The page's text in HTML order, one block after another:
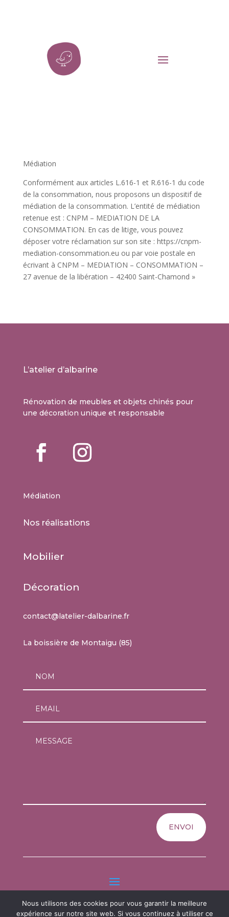
Médiation
Conformément aux articles L.616-1 et R.616-1 du code
de la consommation, nous proposons un dispositif de
médiation de la consommation. L’entité de médiation
retenue est : CNPM – MEDIATION DE LA
CONSOMMATION. En cas de litige, vous pouvez
déposer votre réclamation sur son site : https://cnpm-
mediation-consommation.eu ou par voie postale en
écrivant à CNPM – MEDIATION – CONSOMMATION –
27 avenue de la libération – 42400 Saint-Chamond »
L’atelier d’albarine
Rénovation de meubles et objets chinés pour
une décoration unique et responsable
Médiation
Nos réalisations
Mobilier
Décoration
contact@latelier-dalbarine.fr
La boissière de Montaigu (85)
ENVOI
Copyright © 2026 L'atelier d'albarine tous droits réservés
Nous utilisons des cookies pour vous garantir la meilleure
expérience sur notre site web. Si vous continuez à utiliser ce